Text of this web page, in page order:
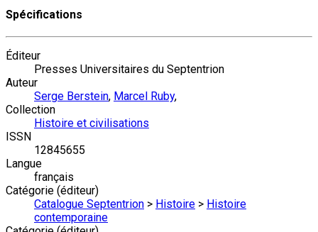
Spécifications
Éditeur
Presses Universitaires du Septentrion
Auteur
Serge Berstein, Marcel Ruby,
Collection
Histoire et civilisations
ISSN
12845655
Langue
français
Catégorie (éditeur)
Catalogue Septentrion > Histoire > Histoire
contemporaine